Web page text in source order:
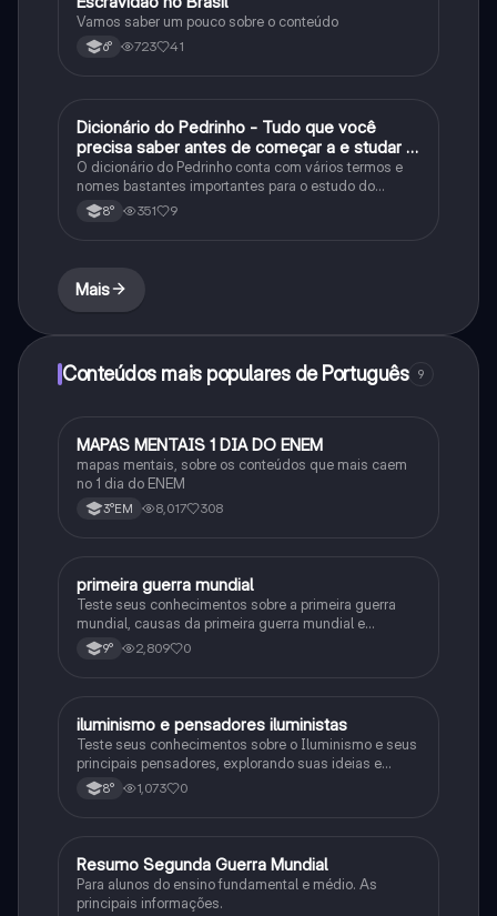
Vamos saber um pouco sobre o conteúdo
6° 723 41
História
Dicionário do Pedrinho - Tudo que você
precisa saber antes de começar a e studar o
segundo reinado!
O dicionário do Pedrinho conta com vários termos e
nomes bastantes importantes para o estudo do
segundo reinado e muito mais.
8° 351 9
Mais
Conteúdos mais populares de Português 9
Português
MAPAS MENTAIS 1 DIA DO ENEM
mapas mentais, sobre os conteúdos que mais caem
no 1 dia do ENEM
3°EM 8,017 308
História
primeira guerra mundial
Teste seus conhecimentos sobre a primeira guerra
mundial, causas da primeira guerra mundial e
consequências da Primeira Guerra Mundial, fases da
primeira guerra mundial
9° 2,809 0
História
iluminismo e pensadores iluministas
Teste seus conhecimentos sobre o Iluminismo e seus
principais pensadores, explorando suas ideias e
impacto histórico.
8° 1,073 0
História
Resumo Segunda Guerra Mundial
Para alunos do ensino fundamental e médio. As
principais informações.